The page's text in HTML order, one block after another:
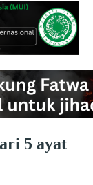
5 ayat